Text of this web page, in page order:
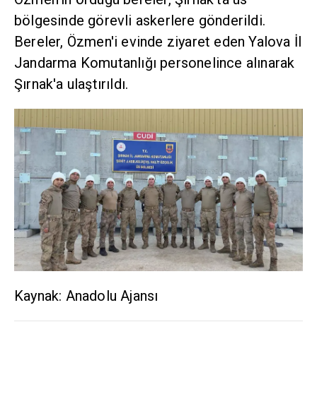
bölgesinde görevli askerlere gönderildi.
Bereler, Özmen'i evinde ziyaret eden Yalova İl
Jandarma Komutanlığı personelince alınarak
Şırnak'a ulaştırıldı.
Kaynak: Anadolu Ajansı